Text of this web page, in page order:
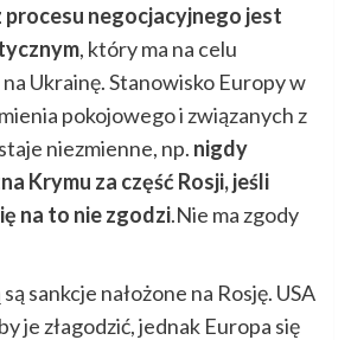
procesu negocjacyjnego jest
, który ma na celu
Ukrainę. Stanowisko Europy w
pokojowego i związanych z
niezmienne, np. nigdy
Krymu za część Rosji, jeśli
na to nie zgodzi.Nie ma zgody
sankcje nałożone na Rosję. USA
je złagodzić, jednak Europa się